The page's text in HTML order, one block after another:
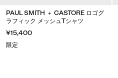
PAUL SMITH ＋ CASTORE ロゴグ
ラフィック メッシュTシャツ
¥15,400
限定